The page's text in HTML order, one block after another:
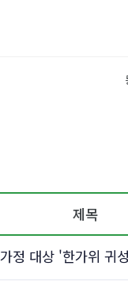
제목
정 대상 '한가위 귀